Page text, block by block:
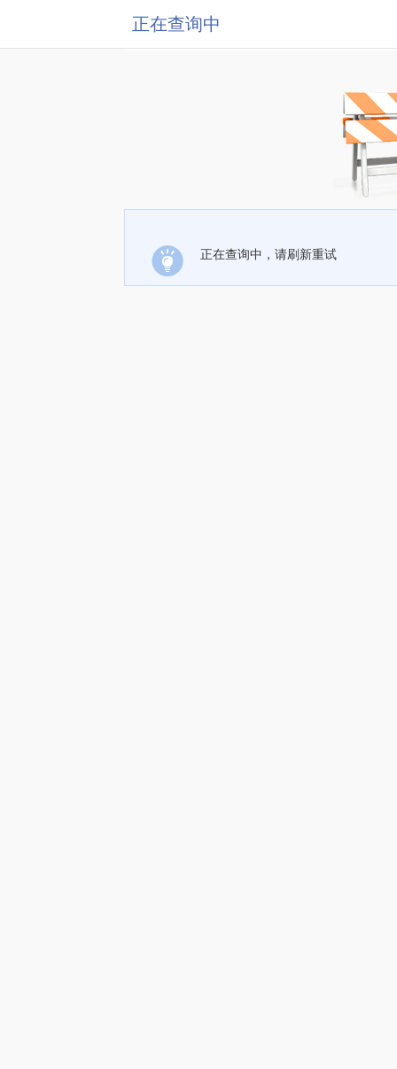
正在查询中
正在查询中，请刷新重试